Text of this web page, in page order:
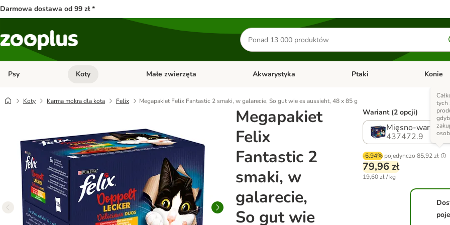
Darmowa dostawa od 99 zł *
Szukaj
produktów
Psy Otwórz menu kategorii: Psy
Koty Otwórz menu kategorii: Koty
Małe zwierzęta Otwórz menu kategorii: Małe zwierzęta
Akwarystyka Otwórz menu kategorii:
Ptaki Otwórz
Konie
Koty Karma mokra dla kota Felix Megapakiet Felix Fantastic 2 smaki, w galarecie, So gut wie es aussieht, 48 x 85 g
Megapakiet
Felix
Fantastic 2
smaki, w
galarecie,
So gut wie
Wariant (2 opcji)
Mięsno-
437472.9
-6.94% pojedynczo 85,92 zł
tych
79,96 zł
19,60 zł / kg